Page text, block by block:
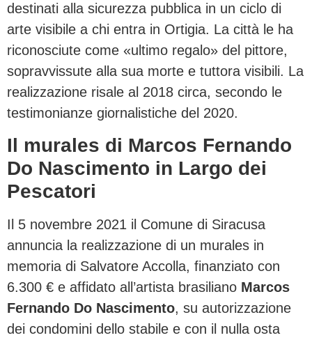
destinati alla sicurezza pubblica in un ciclo di
arte visibile a chi entra in Ortigia. La città le ha
riconosciute come «ultimo regalo» del pittore,
sopravvissute alla sua morte e tuttora visibili. La
realizzazione risale al 2018 circa, secondo le
testimonianze giornalistiche del 2020.
Il murales di Marcos Fernando
Do Nascimento in Largo dei
Pescatori
Il 5 novembre 2021 il Comune di Siracusa
annuncia la realizzazione di un murales in
memoria di Salvatore Accolla, finanziato con
6.300 € e affidato all’artista brasiliano Marcos
Fernando Do Nascimento, su autorizzazione
dei condomini dello stabile e con il nulla osta